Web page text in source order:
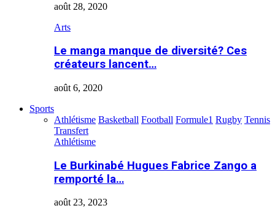
août 28, 2020
Arts
Le manga manque de diversité? Ces
créateurs lancent…
août 6, 2020
Sports
Athlétisme Basketball Football Formule1 Rugby Tennis
Transfert
Athlétisme
Le Burkinabé Hugues Fabrice Zango a
remporté la…
août 23, 2023